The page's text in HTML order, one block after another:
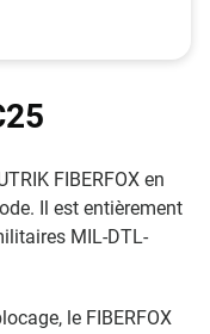
FIBERFOX en
Il est entièrement
MIL-DTL-
le FIBERFOX